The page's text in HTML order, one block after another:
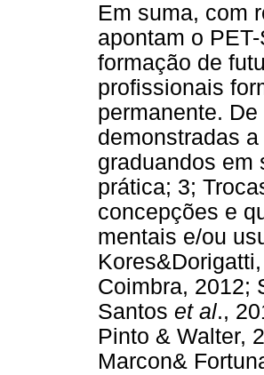
Em suma, com
apontam o
formação de
profissionais
permanente.
demonstradas
graduandos em
prática; 3;
concepções e
mentais e/ou
Coimbra, 2012;
Santos et al.,
Pinto & Walter,
Marcon&